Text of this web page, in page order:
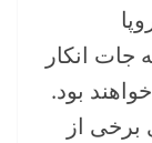
جات انکار
بود.
برخی از